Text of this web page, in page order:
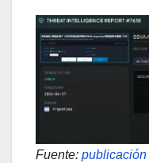
Fuente: publicación